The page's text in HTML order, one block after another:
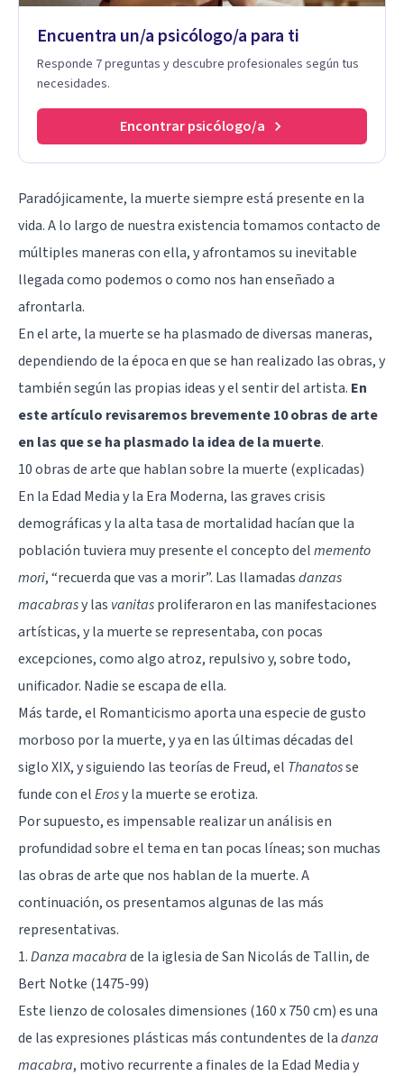
Encuentra un/a psicólogo/a para ti
Responde 7 preguntas y descubre profesionales según tus
necesidades.
Encontrar psicólogo/a
Paradójicamente, la muerte siempre está presente en la
vida. A lo largo de nuestra existencia tomamos contacto de
múltiples maneras con ella, y afrontamos su inevitable
llegada como podemos o como nos han enseñado a
afrontarla.
En el arte, la muerte se ha plasmado de diversas maneras,
dependiendo de la época en que se han realizado las obras, y
también según las propias ideas y el sentir del artista. En
este artículo revisaremos brevemente 10 obras de arte
en las que se ha plasmado la idea de la muerte.
10 obras de arte que hablan sobre la muerte (explicadas)
En la Edad Media y la Era Moderna, las graves crisis
demográficas y la alta tasa de mortalidad hacían que la
población tuviera muy presente el concepto delmemento
mori, “recuerda que vas a morir”. Las llamadasdanzas
macabrasy las vanitasproliferaron en las manifestaciones
artísticas, y la muerte se representaba, con pocas
excepciones, como algo atroz, repulsivo y, sobre todo,
unificador. Nadie se escapa de ella.
Más tarde, el Romanticismo aporta una especie de gusto
morboso por la muerte, y ya en las últimas décadas del
siglo XIX, y siguiendo las teorías de Freud, el Thanatosse
funde con elErosy la muerte se erotiza.
Por supuesto, es impensable realizar un análisis en
profundidad sobre el tema en tan pocas líneas; son muchas
las obras de arte que nos hablan de la muerte. A
continuación, os presentamos algunas de las más
representativas.
1.Danza macabrade la iglesia de San Nicolás de Tallin, de
Bert Notke (1475-99)
Este lienzo de colosales dimensiones (160 x 750 cm) es una
de las expresiones plásticas más contundentes de ladanza
macabra, motivo recurrente a finales de la Edad Media y